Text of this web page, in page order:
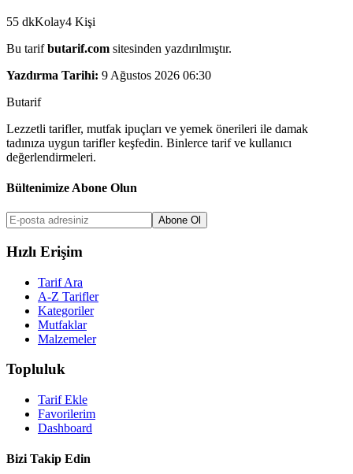
55 dkKolay4 Kişi
Bu tarifbutarif.com sitesinden yazdırılmıştır.
Yazdırma Tarihi: 9 Ağustos 2026 06:30
Butarif
Lezzetli tarifler, mutfak ipuçları ve yemek önerileri ile damak
tadınıza uygun tarifler keşfedin. Binlerce tarif ve kullanıcı
değerlendirmeleri.
Bültenimize Abone Olun
Abone Ol
Hızlı Erişim
Tarif Ara
A-Z Tarifler
Kategoriler
Mutfaklar
Malzemeler
Topluluk
Tarif Ekle
Favorilerim
Dashboard
Bizi Takip Edin